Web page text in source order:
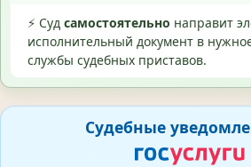
⚡ Суд самостоятельно направит
исполнительный документ в
службы судебных приставов.
Судебные